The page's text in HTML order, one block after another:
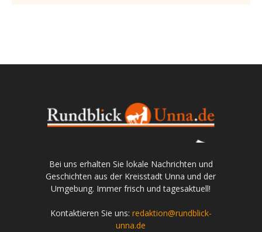
Bei uns erhalten Sie lokale Nachrichten und
Geschichten aus der Kreisstadt Unna und der
Umgebung. Immer frisch und tagesaktuell!
Kontaktieren Sie uns: redaktion@rundblick-
unna.de